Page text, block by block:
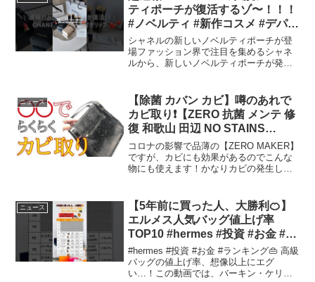
気の選択肢ですが、それぞれ...
ティポーチが復活するゾ〜！！！
#ノベルティ #新作コスメ #デパコ
ス
シャネルの新しいノベルティポーチが登
場ファッション界で注目を集めるシャネ
ルから、新しいノベルティポーチが発表
ップしています。このポーチには、メイ
ク直しがしやすいミラーも...
ニュース
【除菌 カバン カビ】噂のあれで
カビ取り❗️【ZERO 抗菌 メンテ 修
復 和歌山 田辺 NO STAINS
LAB.】
コロナの影響で品薄の【ZERO MAKER】
ですが、カビにも効果があるのでこんな
物にも使えます！かなりカビの発生した
ので内側まで染み込んで行きやすいの
で、カビの...
ニュース
【5年前に買った人、大勝利🍊】
エルメス人気バッグ値上げ率
TOP10 #hermes #投資 #お金 #ラ
ンキング
#hermes #投資 #お金 #ランキング👜 高級
バッグの値上げ率、想像以上にエグ
い…！この動画では、バーキン・ケリー